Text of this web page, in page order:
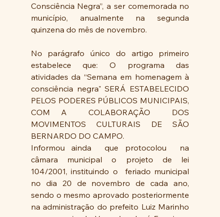
Consciência Negra”, a ser comemorada no
município, anualmente na segunda
quinzena do mês de novembro.
No parágrafo único do artigo primeiro
estabelece que: O programa das
atividades da “Semana em homenagem à
consciência negra" SERÁ ESTABELECIDO
PELOS PODERES PÚBLICOS MUNICIPAIS,
COM A  COLABORAÇÃO  DOS
MOVIMENTOS CULTURAIS DE SÃO
BERNARDO DO CAMPO.
Informou ainda  que protocolou  na
câmara municipal o projeto de lei
104/2001, instituindo o  feriado municipal
no dia 20 de novembro de cada ano,
sendo o mesmo aprovado posteriormente
na administração do prefeito Luiz Marinho